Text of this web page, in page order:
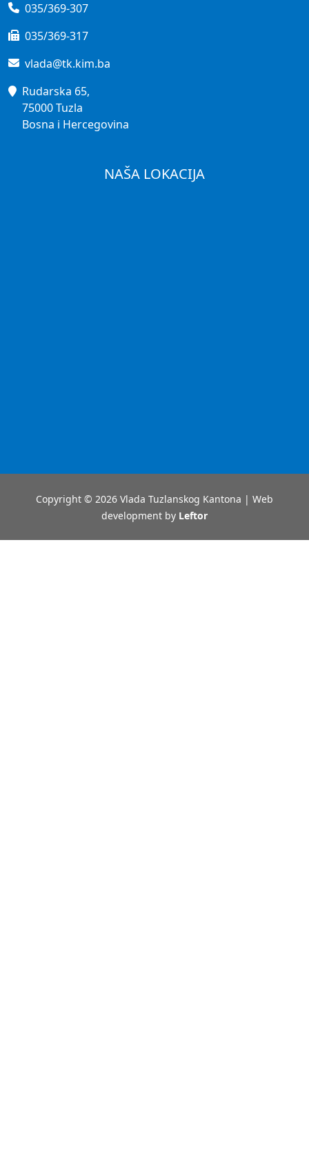
035/369-307
035/369-317
vlada@tk.kim.ba
Rudarska 65,
75000 Tuzla
Bosna i Hercegovina
NAŠA LOKACIJA
Copyright © 2026 Vlada Tuzlanskog Kantona | Web
development by Leftor